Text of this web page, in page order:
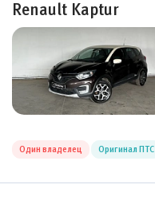
Renault Kaptur
Один владелец Оригинал ПТС